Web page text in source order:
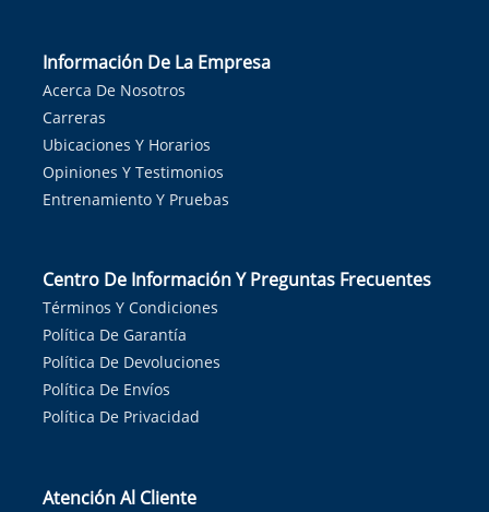
Información De La Empresa
Acerca De Nosotros
Carreras
Ubicaciones Y Horarios
Opiniones Y Testimonios
Entrenamiento Y Pruebas
Centro De Información Y Preguntas Frecuentes
Términos Y Condiciones
Política De Garantía
Política De Devoluciones
Política De Envíos
Política De Privacidad
Atención Al Cliente